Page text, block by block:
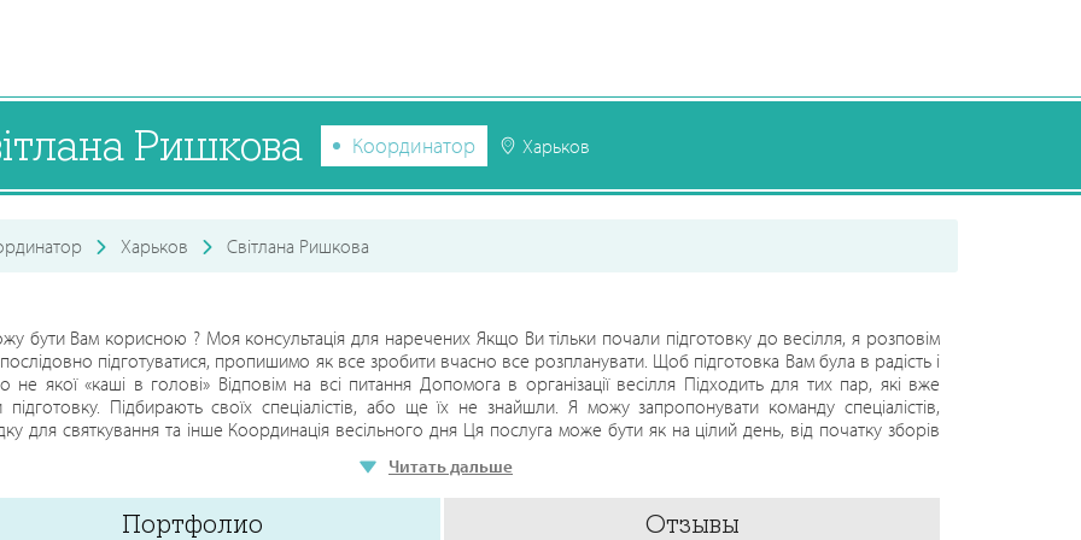
Ришкова Координатор Харьков
Харьков Світлана Ришкова
бути Вам корисною ? Моя консультація для наречених Якщо Ви тільки почали підготовку до весілля, я розповім
підготуватися, пропишимо як все зробити вчасно все розпланувати. Щоб підготовка Вам була в радість і
не якої «каші в голові» Відповім на всі питання Допомога в організації весілля Підходить для тих пар, які вже
підготовку. Підбирають своїх спеціалістів, або ще їх не знайшли. Я можу запропонувати команду спеціалістів,
для святкування та інше Координація весільного дня Ця послуга може бути як на цілий день, від початку зборів
на ранок наречених/ прогулянку/виїздну церемонію/ банкет У обов’язки весільного координатора входить:
приїзду всіх підрядників( стилістів, фото/відео, ведучий, декоратор і тд…) та комунікація з ними. Контроль
букету нареченої та бутоньєрки нареченого Перевірка та контроль всіх необхідних речей до весільних традицій
Читать дальше
Портфолио Отзывы